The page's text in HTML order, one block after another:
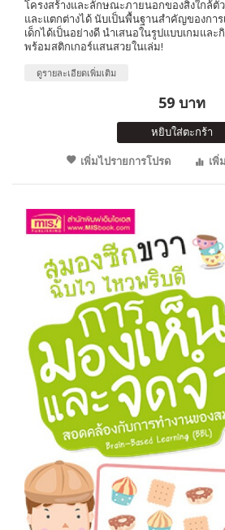
โครงสร้างและลักษณะภายนอกของสิ่งใกล้ตั
และแตกต่างได้ นับเป็นพื้นฐานสำคัญของกา
เด็กได้เป็นอย่างดี นำเสนอในรูปแบบเกมแล
พร้อมสติกเกอร์แสนสวยในเล่ม!
ดูรายละเอียดเพิ่มเติม
59 บาท
หยิบใส่ตะกร้า
เพิ่มไปรายการโปรด
เพิ่